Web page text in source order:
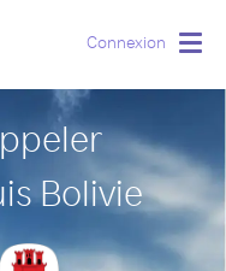
Connexion
Bolivie